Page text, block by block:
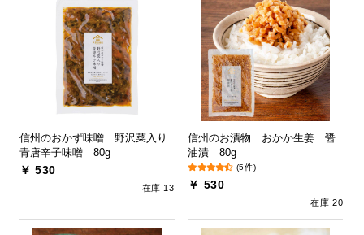
信州のおかず味噌 野沢菜入り
青唐辛子味噌 80g
￥ 530
在庫 13
信州のお漬物 おかか生姜 醤
油漬 80g
(5件)
￥ 530
在庫 20